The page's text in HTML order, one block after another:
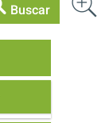
Buscar